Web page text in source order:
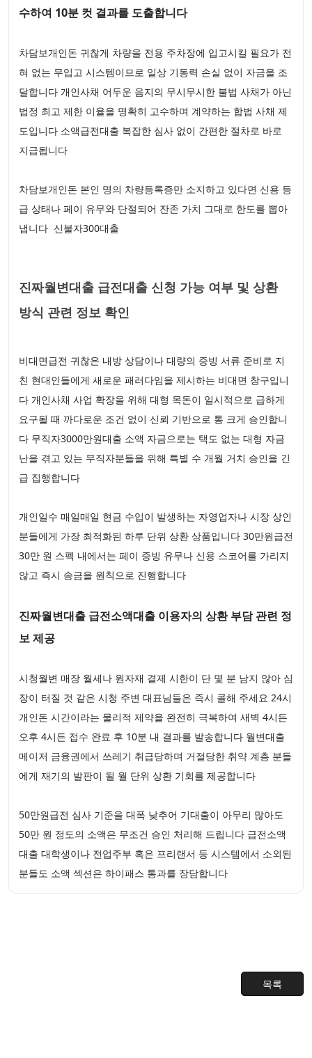
수하여 10분 컷 결과를 도출합니다
차담보개인돈 귀찮게 차량을 전용 주차장에 입고시킬 필요가 전
혀 없는 무입고 시스템이므로 일상 기동력 손실 없이 자금을 조
달합니다 개인사채 어두운 음지의 무시무시한 불법 사채가 아닌
법정 최고 제한 이율을 명확히 고수하며 계약하는 합법 사채 제
도입니다 소액급전대출 복잡한 심사 없이 간편한 절차로 바로
지급됩니다
차담보개인돈 본인 명의 차량등록증만 소지하고 있다면 신용 등
급 상태나 페이 유무와 단절되어 잔존 가치 그대로 한도를 뽑아
냅니다 신불자300대출
진짜월변대출 급전대출 신청 가능 여부 및 상환
방식 관련 정보 확인
비대면급전 귀찮은 내방 상담이나 대량의 증빙 서류 준비로 지
친 현대인들에게 새로운 패러다임을 제시하는 비대면 창구입니
다 개인사채 사업 확장을 위해 대형 목돈이 일시적으로 급하게
요구될 때 까다로운 조건 없이 신뢰 기반으로 통 크게 승인합니
다 무직자3000만원대출 소액 자금으로는 택도 없는 대형 자금
난을 겪고 있는 무직자분들을 위해 특별 수 개월 거치 승인을 긴
급 집행합니다
개인일수 매일매일 현금 수입이 발생하는 자영업자나 시장 상인
분들에게 가장 최적화된 하루 단위 상환 상품입니다 30만원급전
30만 원 스펙 내에서는 페이 증빙 유무나 신용 스코어를 가리지
않고 즉시 송금을 원칙으로 진행합니다
진짜월변대출 급전소액대출 이용자의 상환 부담 관련 정
보 제공
시청월변 매장 월세나 원자재 결제 시한이 단 몇 분 남지 않아 심
장이 터질 것 같은 시청 주변 대표님들은 즉시 콜해 주세요 24시
개인돈 시간이라는 물리적 제약을 완전히 극복하여 새벽 4시든
오후 4시든 접수 완료 후 10분 내 결과를 발송합니다 월변대출
메이저 금융권에서 쓰레기 취급당하며 거절당한 취약 계층 분들
에게 재기의 발판이 될 월 단위 상환 기회를 제공합니다
50만원급전 심사 기준을 대폭 낮추어 기대출이 아무리 많아도
50만 원 정도의 소액은 무조건 승인 처리해 드립니다 급전소액
대출 대학생이나 전업주부 혹은 프리랜서 등 시스템에서 소외된
분들도 소액 섹션은 하이패스 통과를 장담합니다
목록